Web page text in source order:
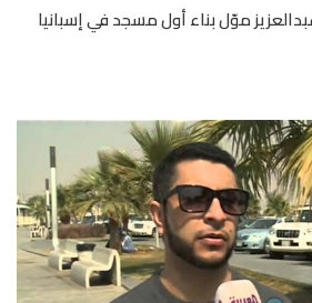
موّل بناء أول مسجد في إسبانيا